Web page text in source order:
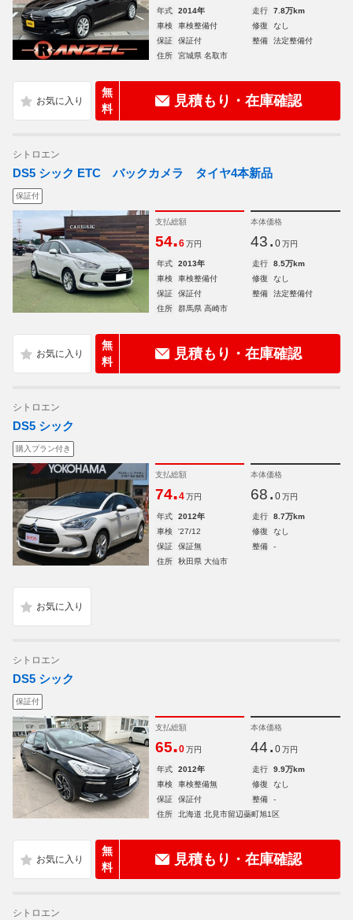
年式 2014年 走行
7.8万km
車検
車検整備付 修復
なし
保証
保証付 整備
法定整備付
住所
宮城県 名取市
無
料
見積もり・在庫確認
シトロエン
DS5 シック ETC バックカメラ タイヤ4本新品
保証付
支払総額
54.6 万円
本体価格
43. 0 万円
年式 2013年 走行
8.5万km
車検
車検整備付 修復
なし
保証
保証付 整備
法定整備付
住所
群馬県 高崎市
無
料
見積もり・在庫確認
シトロエン
DS5 シック
購入プラン付き
支払総額
74.4 万円
本体価格
68. 0 万円
年式 2012年 走行
8.7万km
車検
'27/12 修復
なし
保証
保証無 整備
-
住所
秋田県 大仙市
シトロエン
DS5 シック
保証付
支払総額
65.0 万円
本体価格
44. 0 万円
年式 2012年 走行
9.9万km
車検
車検整備無 修復
なし
保証
保証付 整備
-
住所
北海道 北見市留辺蘂町旭1区
無
料
見積もり・在庫確認
シトロエン